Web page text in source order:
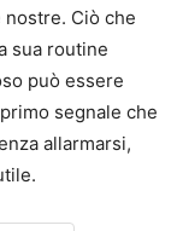
Ciò che
sua routine
può essere
segnale che
allarmarsi,